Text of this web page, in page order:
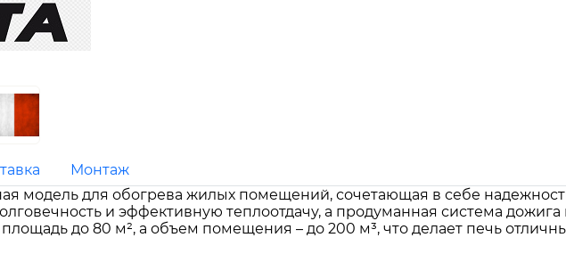
Монтаж
модель для обогрева жилых помещений, сочетающая в себе
и эффективную теплоотдачу, а продуманная система
до 80 м², а объем помещения – до 200 м³, что делает печь